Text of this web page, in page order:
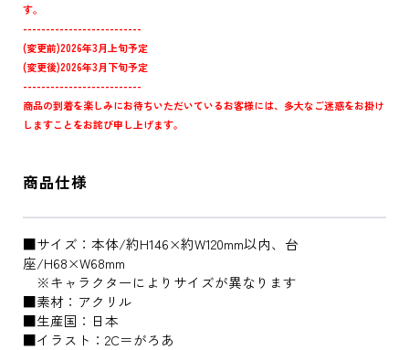
す。
--------------------------
(変更前)2026年3月上旬予定
(変更後)2026年3月下旬予定
--------------------------
商品の到着を楽しみにお待ちいただいているお客様には、多大なご迷惑をお掛け
しますことをお詫び申し上げます。
商品仕様
■サイズ：本体/約H146×約W120mm以内、台
座/H68×W68mm
※キャラクターによりサイズが異なります
■素材：アクリル
■生産国：日本
■イラスト：2C＝がろあ